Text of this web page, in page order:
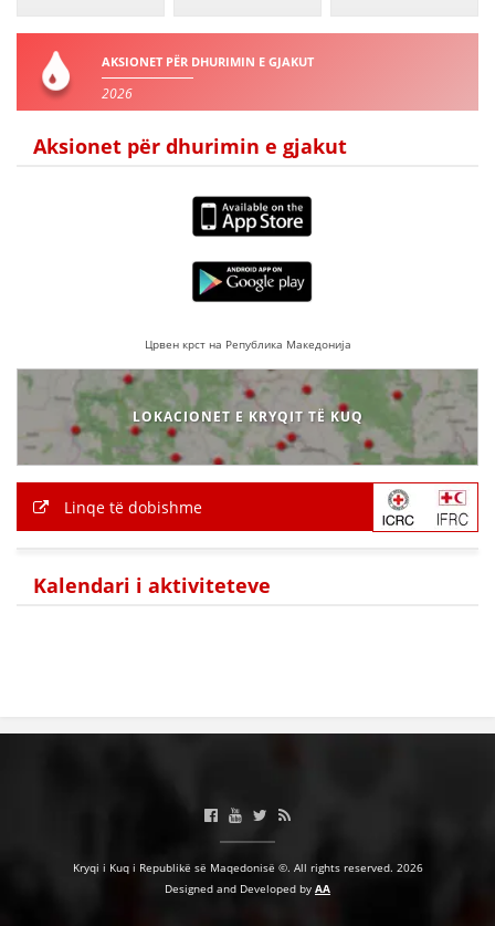
AKSIONET PËR DHURIMIN E GJAKUT
2026
Aksionet për dhurimin e gjakut
Црвен крст на Република Македонија
LOKACIONET E KRYQIT TË KUQ
Linqe të dobishme
Kalendari i aktiviteteve
Kryqi i Kuq i Republikë së Maqedonisë ©. All rights reserved. 2026
Designed and Developed by AA